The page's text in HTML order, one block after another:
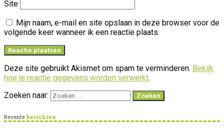
Site
Mijn naam, e-mail en site opslaan in deze browser voor de
volgende keer wanneer ik een reactie plaats.
Deze site gebruikt Akismet om spam te verminderen. Bekijk
hoe je reactie gegevens worden verwerkt.
Zoeken naar:
Recente berichten